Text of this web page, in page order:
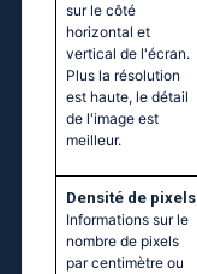
sur le côté
horizontal et
vertical de l'écran.
Plus la résolution
est haute, le détail
de l'image est
meilleur.
Densité de pixels
Informations sur le
nombre de pixels
par centimètre ou